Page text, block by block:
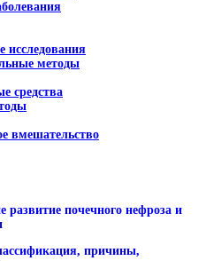
исследования
методы
средства
вмешательство
почечного нефроза и